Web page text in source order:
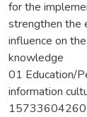
for the
strengthen the
influence on
knowledge
01 Education/
information